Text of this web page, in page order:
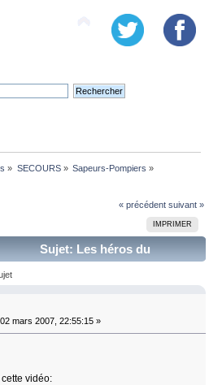
» SECOURS» Sapeurs-Pompiers »
« précédent suivant »
IMPRIMER
Sujet: Les héros du
02 mars 2007, 22:55:15 »
vidéo: